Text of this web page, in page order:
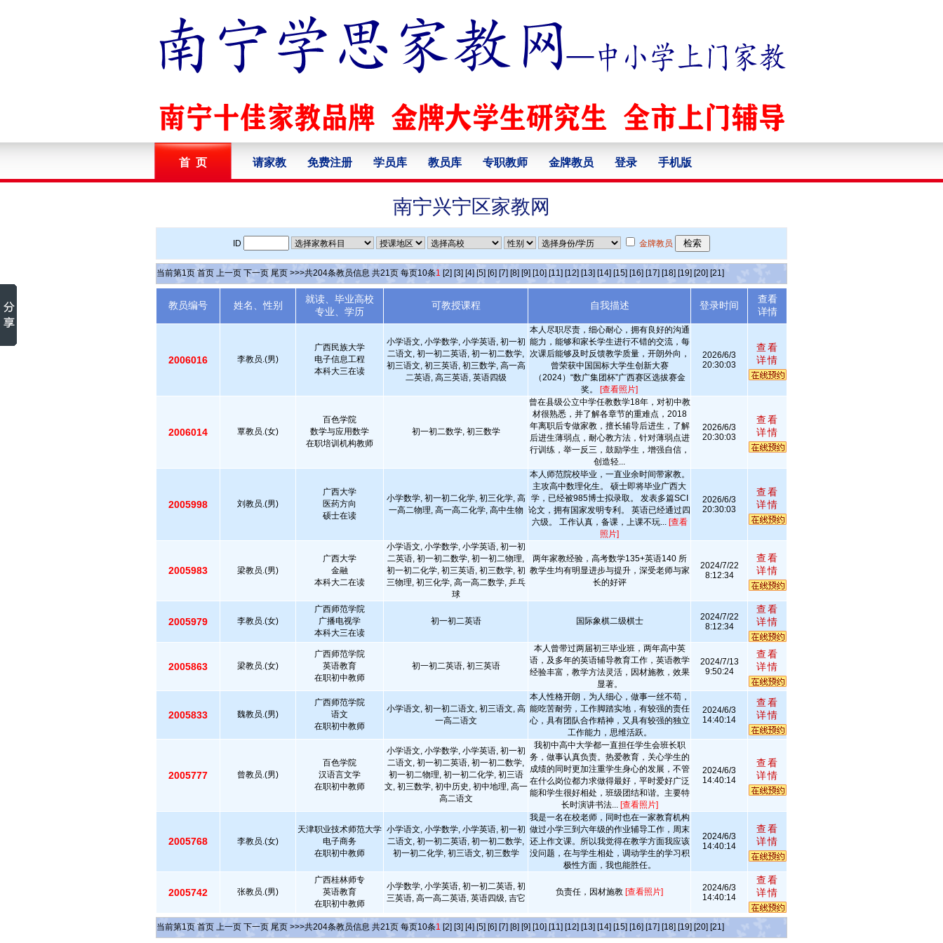
首 页 请家教 免费注册 学员库 教员库 专职教师 金牌教员 登录 手机版
南宁兴宁区家教网
ID 金牌教员
当前第1页 首页 上一页 下一页 尾页 >>>共204条教员信息 共21页 每页10条1 [2] [3] [4] [5] [6] [7] [8] [9] [10] [11] [12] [13] [14] [15] [16] [17] [18] [19] [20] [21]
教员编号 姓名、性别
就读、毕业高校
专业、学历
可教授课程 自我描述 登录时间
查看
详情
2006016 李教员.(男)
广西民族大学
电子信息工程
本科大三在读
小学语文, 小学数学, 小学英语, 初一初
二语文, 初一初二英语, 初一初二数学,
初三语文, 初三英语, 初三数学, 高一高
二英语, 高三英语, 英语四级
本人尽职尽责，细心耐心，拥有良好的沟通
能力，能够和家长学生进行不错的交流，每
次课后能够及时反馈教学质量，开朗外向，
曾荣获中国国标大学生创新大赛
（2024）“数广集团杯”广西赛区选拔赛金
奖。 [查看照片]
2026/6/3
20:30:03
查看
详情
2006014 覃教员.(女)
百色学院
数学与应用数学
在职培训机构教师
初一初二数学, 初三数学
曾在县级公立中学任教数学18年，对初中教
材很熟悉，并了解各章节的重难点，2018
年离职后专做家教，擅长辅导后进生，了解
后进生薄弱点，耐心教方法，针对薄弱点进
行训练，举一反三，鼓励学生，增强自信，
创造轻...
2026/6/3
20:30:03
查看
详情
2005998 刘教员.(男)
广西大学
医药方向
硕士在读
小学数学, 初一初二化学, 初三化学, 高
一高二物理, 高一高二化学, 高中生物
本人师范院校毕业，一直业余时间带家教。
主攻高中数理化生。 硕士即将毕业广西大
学，已经被985博士拟录取。 发表多篇SCI
论文，拥有国家发明专利。 英语已经通过四
六级。 工作认真，备课，上课不玩... [查看
照片]
2026/6/3
20:30:03
查看
详情
2005983 梁教员.(男)
广西大学
金融
本科大二在读
小学语文, 小学数学, 小学英语, 初一初
二英语, 初一初二数学, 初一初二物理,
初一初二化学, 初三英语, 初三数学, 初
三物理, 初三化学, 高一高二数学, 乒乓
球
两年家教经验，高考数学135+英语140 所
教学生均有明显进步与提升，深受老师与家
长的好评
2024/7/22
8:12:34
查看
详情
2005979 李教员.(女)
广西师范学院
广播电视学
本科大三在读
初一初二英语 国际象棋二级棋士
2024/7/22
8:12:34
查看
详情
2005863 梁教员.(女)
广西师范学院
英语教育
在职初中教师
初一初二英语, 初三英语
本人曾带过两届初三毕业班，两年高中英
语，及多年的英语辅导教育工作，英语教学
经验丰富，教学方法灵活，因材施教，效果
显著。
2024/7/13
9:50:24
查看
详情
2005833 魏教员.(男)
广西师范学院
语文
在职初中教师
小学语文, 初一初二语文, 初三语文, 高
一高二语文
本人性格开朗，为人细心，做事一丝不苟，
能吃苦耐劳，工作脚踏实地，有较强的责任
心，具有团队合作精神，又具有较强的独立
工作能力，思维活跃。
2024/6/3
14:40:14
查看
详情
2005777 曾教员.(男)
百色学院
汉语言文学
在职初中教师
小学语文, 小学数学, 小学英语, 初一初
二语文, 初一初二英语, 初一初二数学,
初一初二物理, 初一初二化学, 初三语
文, 初三数学, 初中历史, 初中地理, 高一
高二语文
我初中高中大学都一直担任学生会班长职
务，做事认真负责。热爱教育，关心学生的
成绩的同时更加注重学生身心的发展，不管
在什么岗位都力求做得最好，平时爱好广泛
能和学生很好相处，班级团结和谐。主要特
长时演讲书法... [查看照片]
2024/6/3
14:40:14
查看
详情
2005768 李教员.(女)
天津职业技术师范大学
电子商务
在职初中教师
小学语文, 小学数学, 小学英语, 初一初
二语文, 初一初二英语, 初一初二数学,
初一初二化学, 初三语文, 初三数学
我是一名在校老师，同时也在一家教育机构
做过小学三到六年级的作业辅导工作，周末
还上作文课。所以我觉得在教学方面我应该
没问题，在与学生相处，调动学生的学习积
极性方面，我也能胜任。
2024/6/3
14:40:14
查看
详情
2005742 张教员.(男)
广西桂林师专
英语教育
在职初中教师
小学数学, 小学英语, 初一初二英语, 初
三英语, 高一高二英语, 英语四级, 吉它
负责任，因材施教 [查看照片]
2024/6/3
14:40:14
查看
详情
当前第1页 首页 上一页 下一页 尾页 >>>共204条教员信息 共21页 每页10条1 [2] [3] [4] [5] [6] [7] [8] [9] [10] [11] [12] [13] [14] [15] [16] [17] [18] [19] [20] [21]